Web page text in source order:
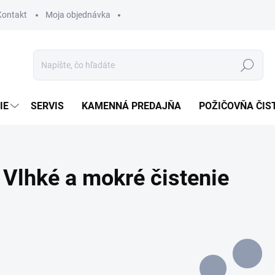
Moja objednávka
Hľadať
SERVIS KAMENNÁ PREDAJŇA POŽIČOVŇA
Vlhké a mokré čistenie